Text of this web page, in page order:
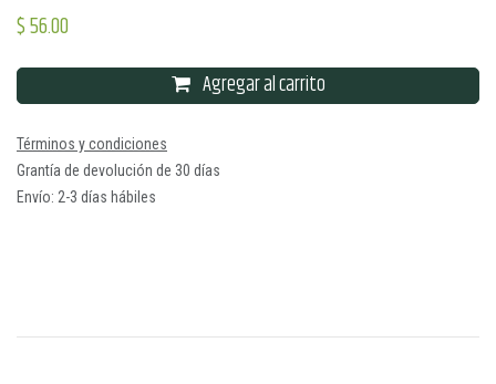
$56.00
Agregar al carrito
Términos y condiciones
Grantía de devolución de 30 días
Envío: 2-3 días hábiles